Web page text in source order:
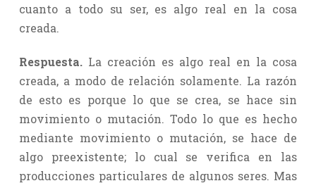
cuanto a todo su ser, es algo real en la cosa
creada.
Respuesta.La creación es algo real en la cosa
creada, a modo de relación solamente. La razón
de esto es porque lo que se crea, se hace sin
movimiento o mutación. Todo lo que es hecho
mediante movimiento o mutación, se hace de
algo preexistente; lo cual se verifica en las
producciones particulares de algunos seres. Mas